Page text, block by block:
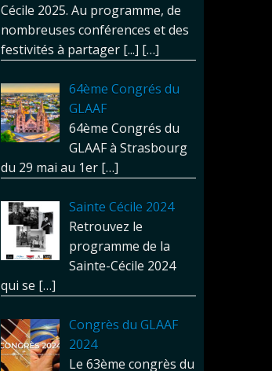
Cécile 2025. Au programme, de
nombreuses conférences et des
festivités à partager [...] […]
64ème Congrés du
GLAAF
64ème Congrés du
GLAAF à Strasbourg
du 29 mai au 1er […]
Sainte Cécile 2024
Retrouvez le
programme de la
Sainte-Cécile 2024
qui se […]
Congrès du GLAAF
2024
Le 63ème congrès du